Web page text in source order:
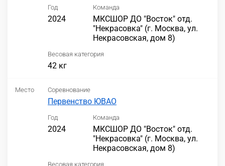
Год
2024
Команда
МКСШОР ДО "Восток" отд.
"Некрасовка" (г. Москва, ул.
Некрасовская, дом 8)
Весовая категория
42 кг
Место Соревнование
Первенство ЮВАО
Год
2024
Команда
МКСШОР ДО "Восток" отд.
"Некрасовка" (г. Москва, ул.
Некрасовская, дом 8)
Весовая категория